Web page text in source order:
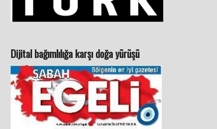
Dijital bağımlılığa karşı doğa yürüşü